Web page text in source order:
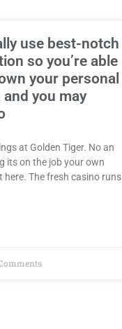
use best-notch
so you’re able
your personal
you may
at Golden Tiger. No an
its on the job your own
here. The fresh casino runs